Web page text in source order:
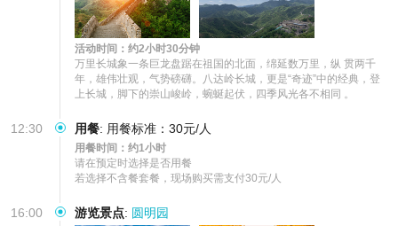
活动时间：约2小时30分钟
万里长城象一条巨龙盘踞在祖国的北面，绵延数万里，纵 贯两千
年，雄伟壮观，气势磅礴。八达岭长城，更是“奇迹”中的经典，登
上长城，脚下的崇山峻岭，蜿蜒起伏，四季风光各不相同 。
12:30 用餐: 用餐标准：30元/人
用餐时间：约1小时
请在预定时选择是否用餐
若选择不含餐套餐，现场购买需支付30元/人
16:00 游览景点: 圆明园